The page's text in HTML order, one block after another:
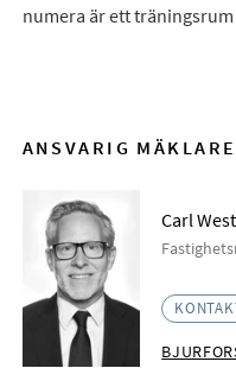
numera är ett träningsrum
ANSVARIG MÄKLARE
Carl